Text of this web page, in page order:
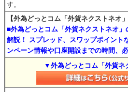
す。
【外為どっとコム「外貨ネクストネオ
■外為どっとコム「外貨ネクストネオ
解説！ スプレッド、スワップポイント
ンペーン情報や口座開設までの時間、
▼外為どっとコム「外貨ネ